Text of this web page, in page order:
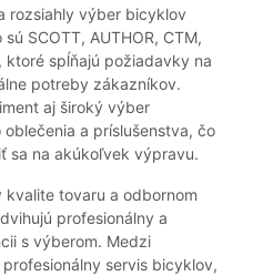
rozsiahly výber bicyklov
SCOTT, AUTHOR, CTM,
ktoré spĺňajú požiadavky na
potreby zákazníkov.
aj široký výber
a príslušenstva, čo
sa na akúkoľvek výpravu.
tovaru a odbornom
profesionálny a
s výberom. Medzi
servis bicyklov,